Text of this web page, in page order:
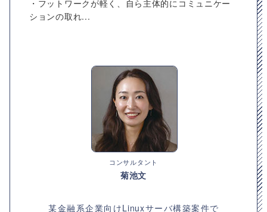
・フットワークが軽く、自ら主体的にコミュニケー
ションの取れ...
コンサルタント
菊池文
某金融系企業向けLinuxサーバ構築案件で